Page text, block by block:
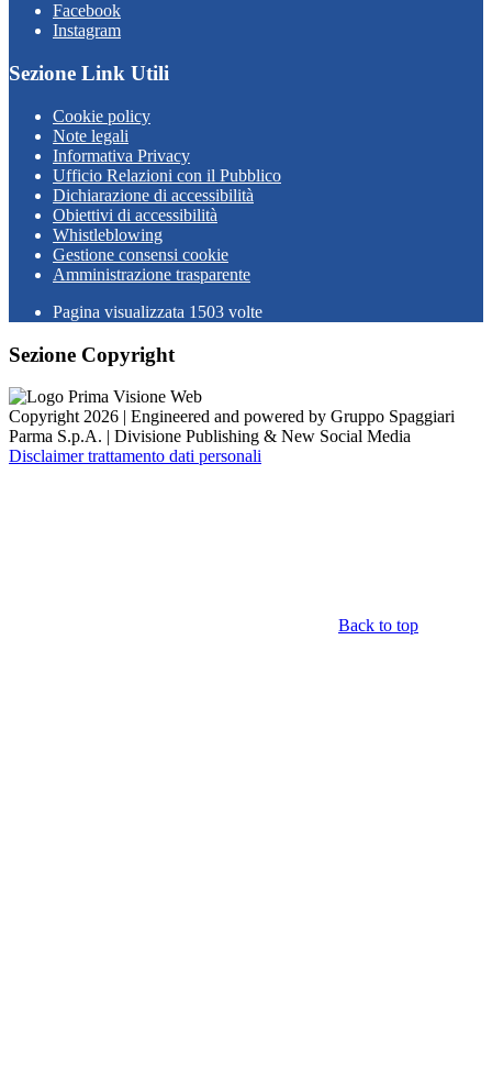
Facebook
Instagram
Sezione Link Utili
Cookie policy
Note legali
Informativa Privacy
Ufficio Relazioni con il Pubblico
Dichiarazione di accessibilità
Obiettivi di accessibilità
Whistleblowing
Gestione consensi cookie
Amministrazione trasparente
Pagina visualizzata 1503 volte
Sezione Copyright
Copyright 2026 | Engineered and powered by Gruppo Spaggiari
Parma S.p.A. | Divisione Publishing & New Social Media
Disclaimer trattamento dati personali
Back to top